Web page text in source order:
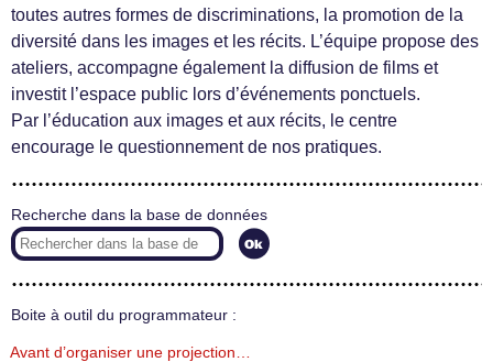
toutes autres formes de discriminations, la promotion de la
diversité dans les images et les récits. L’équipe propose des
ateliers, accompagne également la diffusion de films et
investit l’espace public lors d’événements ponctuels.
Par l’éducation aux images et aux récits, le centre
encourage le questionnement de nos pratiques.
Recherche dans la base de données
Boite à outil du programmateur :
Avant d’organiser une projection…